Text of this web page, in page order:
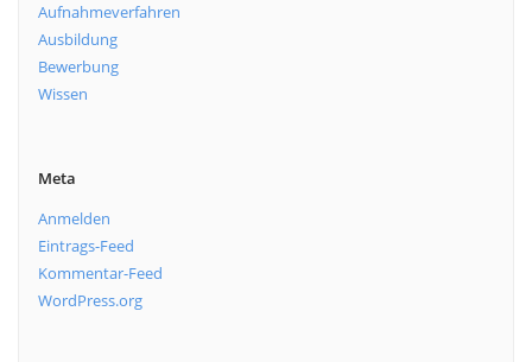
Aufnahmeverfahren
Ausbildung
Bewerbung
Wissen
Meta
Anmelden
Eintrags-Feed
Kommentar-Feed
WordPress.org